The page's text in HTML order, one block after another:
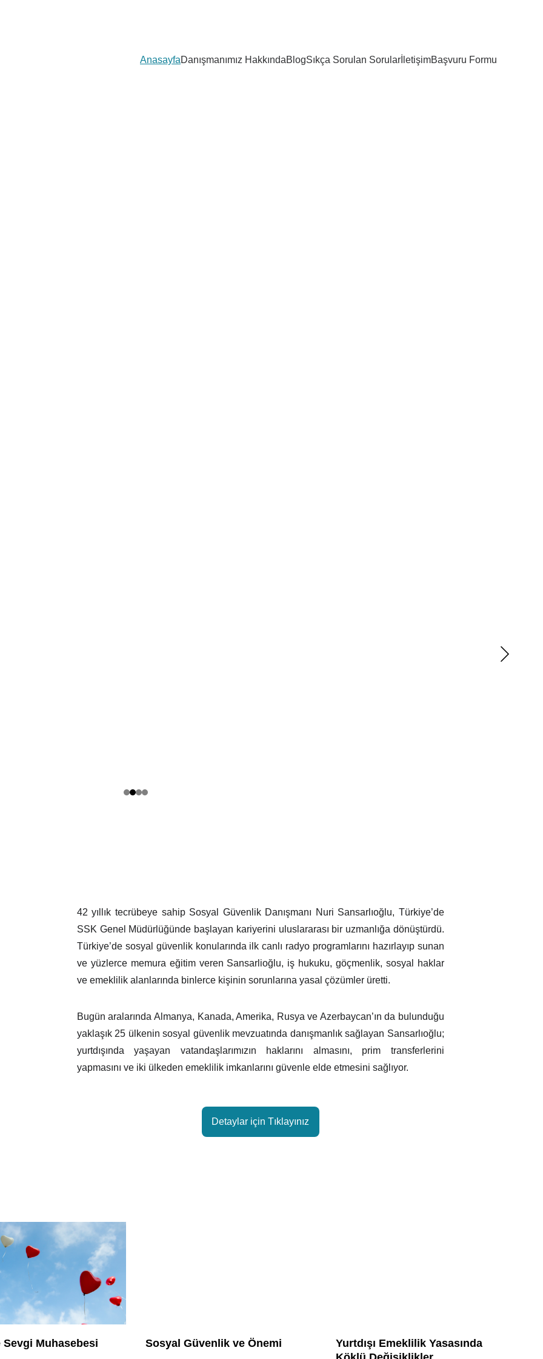
AnasayfaDanışmanımız HakkındaBlogSıkça Sorulan Sorular İletişimBaşvuru Formu
42 yıllık tecrübeye sahip Sosyal Güvenlik Danışmanı Nuri Sansarlıoğlu, Türkiye’de
SSK Genel Müdürlüğünde başlayan kariyerini uluslararası bir uzmanlığa dönüştürdü.
Türkiye’de sosyal güvenlik konularında ilk canlı radyo programlarını hazırlayıp sunan
ve yüzlerce memura eğitim veren Sansarlioğlu, iş hukuku, göçmenlik, sosyal haklar
ve emeklilik alanlarında binlerce kişinin sorunlarına yasal çözümler üretti.
Bugün aralarında Almanya, Kanada, Amerika, Rusya ve Azerbaycan’ın da bulunduğu
yaklaşık 25 ülkenin sosyal güvenlik mevzuatında danışmanlık sağlayan Sansarlıoğlu;
yurtdışında yaşayan vatandaşlarımızın haklarını almasını, prim transferlerini
yapmasını ve iki ülkeden emeklilik imkanlarını güvenle elde etmesini sağlıyor.
Detaylar için Tıklayınız
Sevgi Muhasebesi Sosyal Güvenlik ve Önemi
Yurtdışı Emeklilik Yasasında